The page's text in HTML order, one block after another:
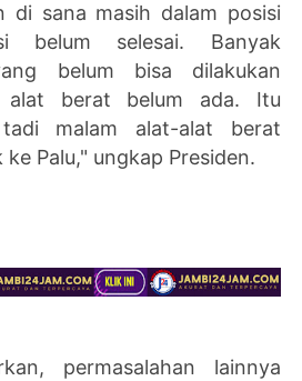
di sana masih dalam posisi
belum selesai. Banyak
belum bisa dilakukan
alat berat belum ada. Itu
malam alat-alat berat
ke Palu," ungkap Presiden.
permasalahan lainnya